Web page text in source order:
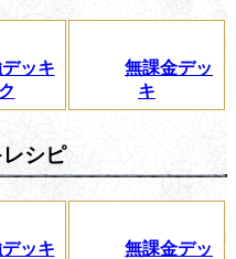
ッキ
無課金デッ
キ
シピ
ッキ 無課金デッ